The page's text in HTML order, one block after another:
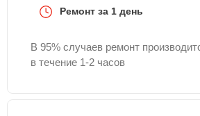
Ремонт за 1 день
В 95% случаев ремонт
в течение 1-2 часов